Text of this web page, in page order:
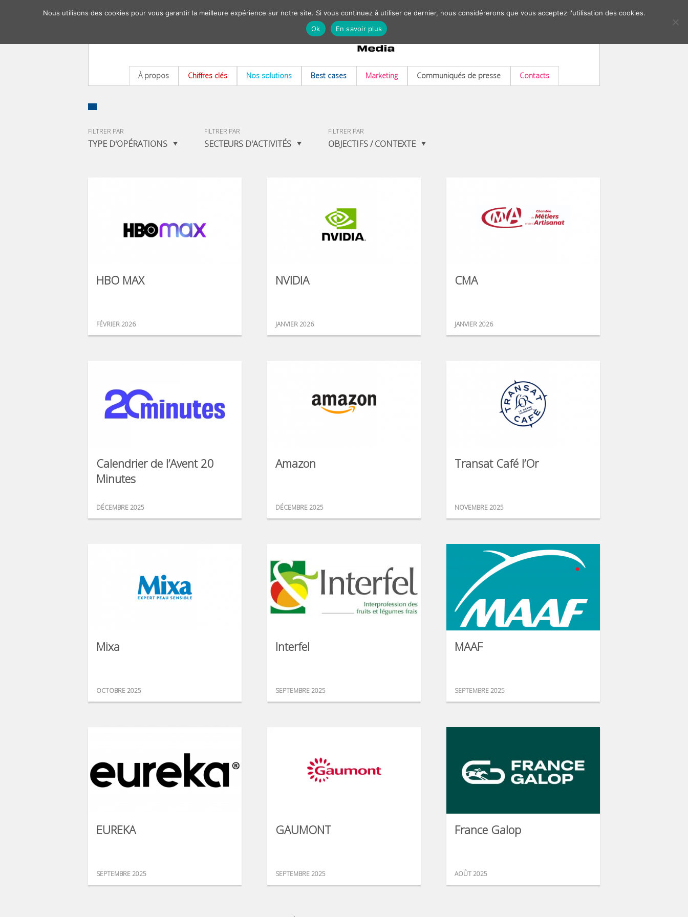
À propos Chiffres clés Nos solutions Best cases Marketing Communiqués de presse Contacts
FILTRER PAR
TYPE D'OPÉRATIONS
FILTRER PAR
SECTEURS D'ACTIVITÉS
FILTRER PAR
OBJECTIFS / CONTEXTE
HBO MAX
FÉVRIER 2026
NVIDIA
JANVIER 2026
CMA
JANVIER 2026
Calendrier de l’Avent 20
Minutes
DÉCEMBRE 2025
Amazon
DÉCEMBRE 2025
Transat Café l’Or
NOVEMBRE 2025
Mixa
OCTOBRE 2025
Interfel
SEPTEMBRE 2025
MAAF
SEPTEMBRE 2025
EUREKA
SEPTEMBRE 2025
GAUMONT
SEPTEMBRE 2025
France Galop
AOÛT 2025
Nous utilisons des cookies pour vous garantir la meilleure expérience sur notre site. Si vous continuez à utiliser ce dernier, nous considérerons que vous acceptez l'utilisation des cookies.
Ok
En savoir plus